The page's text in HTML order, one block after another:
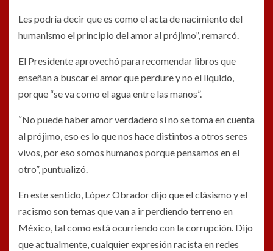
Les podría decir que es como el acta de nacimiento del
humanismo el principio del amor al prójimo”, remarcó.
El Presidente aprovechó para recomendar libros que
enseñan a buscar el amor que perdure y no el líquido,
porque “se va como el agua entre las manos”.
“No puede haber amor verdadero sí no se toma en cuenta
al prójimo, eso es lo que nos hace distintos a otros seres
vivos, por eso somos humanos porque pensamos en el
otro”, puntualizó.
En este sentido, López Obrador dijo que el clásismo y el
racismo son temas que van a ir perdiendo terreno en
México, tal como está ocurriendo con la corrupción. Dijo
que actualmente, cualquier expresión racista en redes